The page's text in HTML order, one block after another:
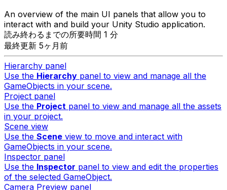
An overview of the main UI panels that allow you to
interact with and build your Unity Studio application.
読み終わるまでの所要時間 1 分
最終更新 5ヶ月前
Hierarchy panel
Use the Hierarchy panel to view and manage all the
GameObjects in your scene.
Project panel
Use the Project panel to view and manage all the assets
in your project.
Scene view
Use the Scene view to move and interact with
GameObjects in your scene.
Inspector panel
Use the Inspector panel to view and edit the properties
of the selected GameObject.
Camera Preview panel